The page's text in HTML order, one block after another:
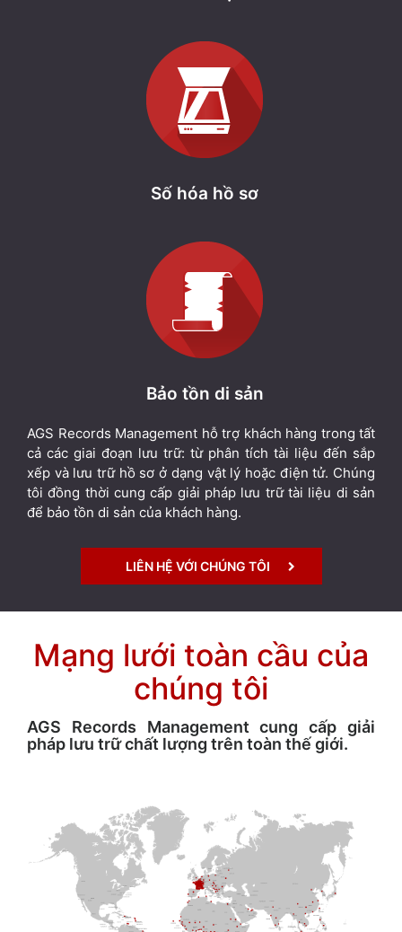
Số hóa hồ sơ
Bảo tồn di sản
AGS Records Management hỗ trợ khách hàng trong tất
cả các giai đoạn lưu trữ: từ phân tích tài liệu đến sắp
xếp và lưu trữ hồ sơ ở dạng vật lý hoặc điện tử. Chúng
tôi đồng thời cung cấp giải pháp lưu trữ tài liệu di sản
để bảo tồn di sản của khách hàng.
LIÊN HỆ VỚI CHÚNG TÔI
Mạng lưới toàn cầu của
chúng tôi
AGS Records Management cung cấp giải
pháp lưu trữ chất lượng trên toàn thế giới.